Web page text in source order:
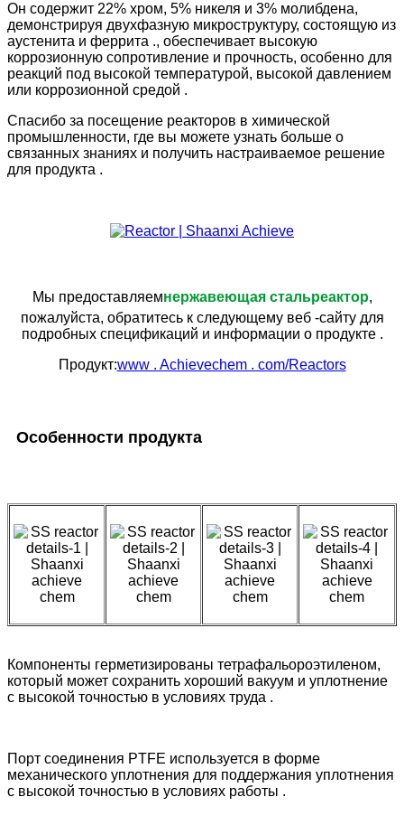
Он содержит 22% хром, 5% никеля и 3% молибдена,
демонстрируя двухфазную микроструктуру, состоящую из
аустенита и феррита ., обеспечивает высокую
коррозионную сопротивление и прочность, особенно для
реакций под высокой температурой, высокой давлением
или коррозионной средой .
Спасибо за посещение реакторов в химической
промышленности, где вы можете узнать больше о
связанных знаниях и получить настраиваемое решение
для продукта .
Мы предоставляемнержавеющая стальреактор,
пожалуйста, обратитесь к следующему веб -сайту для
подробных спецификаций и информации о продукте .
Продукт:www . Achievechem . com/Reactors
Особенности продукта
Компоненты герметизированы тетрафальороэтиленом,
который может сохранить хороший вакуум и уплотнение
с высокой точностью в условиях труда .
Порт соединения PTFE используется в форме
механического уплотнения для поддержания уплотнения
с высокой точностью в условиях работы .